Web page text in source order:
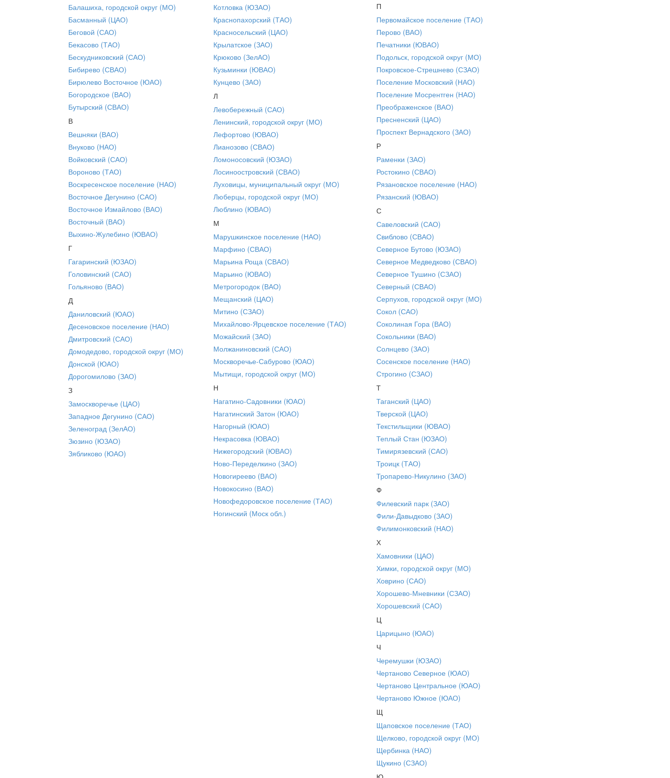
Балашиха, городской округ (МО)
Басманный (ЦАО)
Беговой (САО)
Бекасово (ТАО)
Бескудниковский (САО)
Бибирево (СВАО)
Бирюлево Восточное (ЮАО)
Богородское (ВАО)
Бутырский (СВАО)
В
Вешняки (ВАО)
Внуково (НАО)
Войковский (САО)
Вороново (ТАО)
Воскресенское поселение (НАО)
Восточное Дегунино (САО)
Восточное Измайлово (ВАО)
Восточный (ВАО)
Выхино-Жулебино (ЮВАО)
Г
Гагаринский (ЮЗАО)
Головинский (САО)
Гольяново (ВАО)
Д
Даниловский (ЮАО)
Десеновское поселение (НАО)
Дмитровский (САО)
Домодедово, городской округ (МО)
Донской (ЮАО)
Дорогомилово (ЗАО)
З
Замоскворечье (ЦАО)
Западное Дегунино (САО)
Зеленоград (ЗелАО)
Зюзино (ЮЗАО)
Зябликово (ЮАО)
Котловка (ЮЗАО)
Краснопахорский (ТАО)
Красносельский (ЦАО)
Крылатское (ЗАО)
Крюково (ЗелАО)
Кузьминки (ЮВАО)
Кунцево (ЗАО)
Л
Левобережный (САО)
Ленинский, городской округ (МО)
Лефортово (ЮВАО)
Лианозово (СВАО)
Ломоносовский (ЮЗАО)
Лосиноостровский (СВАО)
Луховицы, муниципальный округ (МО)
Люберцы, городской округ (МО)
Люблино (ЮВАО)
М
Марушкинское поселение (НАО)
Марфино (СВАО)
Марьина Роща (СВАО)
Марьино (ЮВАО)
Метрогородок (ВАО)
Мещанский (ЦАО)
Митино (СЗАО)
Михайлово-Ярцевское поселение (ТАО)
Можайский (ЗАО)
Молжаниновский (САО)
Москворечье-Сабурово (ЮАО)
Мытищи, городской округ (МО)
Н
Нагатино-Садовники (ЮАО)
Нагатинский Затон (ЮАО)
Нагорный (ЮАО)
Некрасовка (ЮВАО)
Нижегородский (ЮВАО)
Ново-Переделкино (ЗАО)
Новогиреево (ВАО)
Новокосино (ВАО)
Новофедоровское поселение (ТАО)
Ногинский (Моск обл.)
П
Первомайское поселение (ТАО)
Перово (ВАО)
Печатники (ЮВАО)
Подольск, городской округ (МО)
Покровское-Стрешнево (СЗАО)
Поселение Московский (НАО)
Поселение Мосрентген (НАО)
Преображенское (ВАО)
Пресненский (ЦАО)
Проспект Вернадского (ЗАО)
Р
Раменки (ЗАО)
Ростокино (СВАО)
Рязановское поселение (НАО)
Рязанский (ЮВАО)
С
Савеловский (САО)
Свиблово (СВАО)
Северное Бутово (ЮЗАО)
Северное Медведково (СВАО)
Северное Тушино (СЗАО)
Северный (СВАО)
Серпухов, городской округ (МО)
Сокол (САО)
Соколиная Гора (ВАО)
Сокольники (ВАО)
Солнцево (ЗАО)
Сосенское поселение (НАО)
Строгино (СЗАО)
Т
Таганский (ЦАО)
Тверской (ЦАО)
Текстильщики (ЮВАО)
Теплый Стан (ЮЗАО)
Тимирязевский (САО)
Троицк (ТАО)
Тропарево-Никулино (ЗАО)
Ф
Филевский парк (ЗАО)
Фили-Давыдково (ЗАО)
Филимонковский (НАО)
Х
Хамовники (ЦАО)
Химки, городской округ (МО)
Ховрино (САО)
Хорошево-Мневники (СЗАО)
Хорошевский (САО)
Ц
Царицыно (ЮАО)
Ч
Черемушки (ЮЗАО)
Чертаново Северное (ЮАО)
Чертаново Центральное (ЮАО)
Чертаново Южное (ЮАО)
Щ
Щаповское поселение (ТАО)
Щелково, городской округ (МО)
Щербинка (НАО)
Щукино (СЗАО)